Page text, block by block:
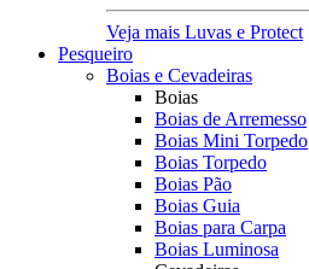
Veja mais Luvas e Protect
Pesqueiro
Boias e Cevadeiras
Boias
Boias de Arremesso
Boias Mini Torpedo
Boias Torpedo
Boias Pão
Boias Guia
Boias para Carpa
Boias Luminosa